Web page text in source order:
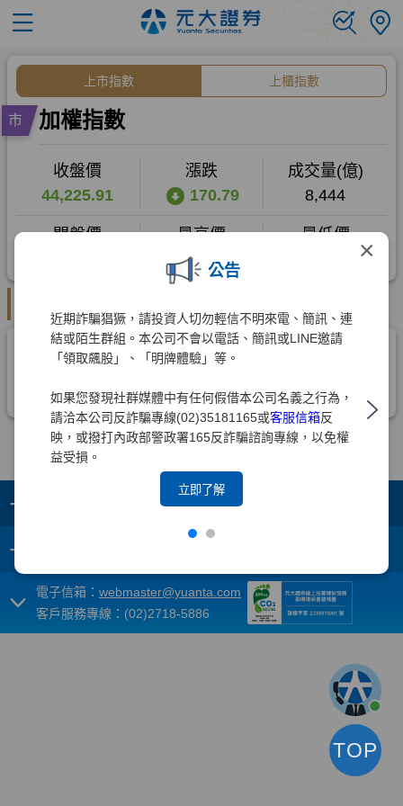
×
公告
近期詐騙猖獗，請投資人切勿輕信不明來電、簡訊、連
結或陌生群組。本公司不會以電話、簡訊或LINE邀請
「領取飆股」、「明牌體驗」等。
如果您發現社群媒體中有任何假借本公司名義之行為，
請洽本公司反詐騙專線(02)35181165或客服信箱反
映，或撥打內政部警政署165反詐騙諮詢專線，以免權
益受損。
立即了解
+
+
電子信箱： webmaster@yuanta.com
客戶服務專線：(02)2718-5886
TOP